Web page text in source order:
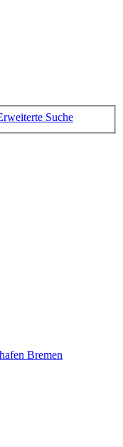
Suche
Bremen